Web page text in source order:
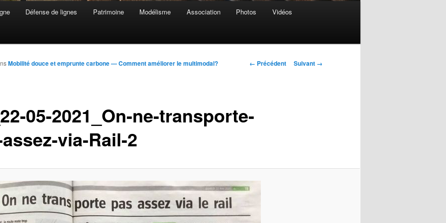
Défense de lignes Patrimoine Modélisme Association Photos Vidéos
Navigation
← Précédent Suivant →
05-2021_On-ne-transporte-
via-Rail-2
Mobilité douce et emprunte carbone — Comment améliorer le multimodal?